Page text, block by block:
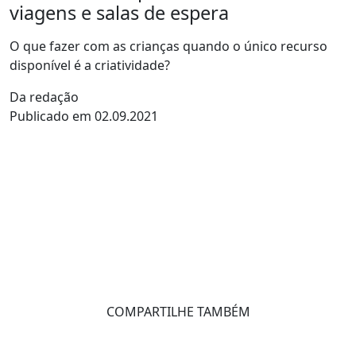
viagens e salas de espera
O que fazer com as crianças quando o único recurso
disponível é a criatividade?
Da redação
Publicado em 02.09.2021
COMPARTILHE TAMBÉM